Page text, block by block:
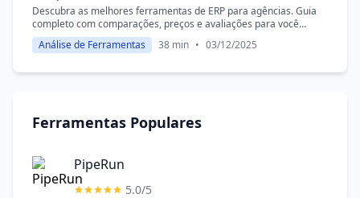
Descubra as melhores ferramentas de ERP para agências. Guia
completo com comparações, preços e avaliações para você
escolher a solução ideal.
Análise de Ferramentas 38 min • 03/12/2025
Ferramentas Populares
PipeRun
5.0/5